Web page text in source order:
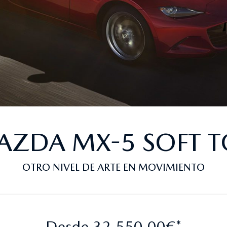
MX-5 SOFT
OTRO NIVEL DE ARTE EN MOVIMIENTO